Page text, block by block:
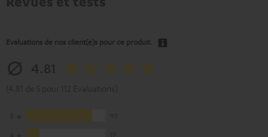
Evaluations de nos client(e)s pour ce produit.